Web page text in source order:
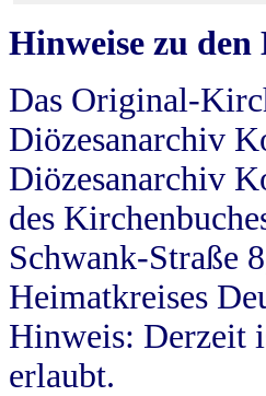
Hinweise zu
Das Original-
Diözesanarchiv
Diözesanarchiv
des
Schwank-Straße
Heimatkreises
Hinweis: Derzeit
erlaubt.